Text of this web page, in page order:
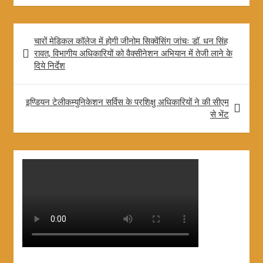
e
b
k
a
t
p
p
S
h
e
Post
navigation
चारों मेडिकल कॉलेज में होगी जीनोम सिक्वेंसिंग जांचः डॉ. धन सिंह
रावत, विभागीय अधिकारियों को वैक्सीनेशन अभियान में तेजी लाने के
दिये निर्देश
इण्डियन टेलीकम्युनिकेशन सर्विस के प्रशिक्षु अधिकारियों ने की सीएम
से भेंट